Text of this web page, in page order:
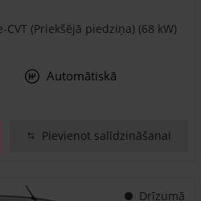
(Priekšējā piedziņa) (68 kW)
Automātiskā
Pievienot salīdzināšanai
Drīzumā